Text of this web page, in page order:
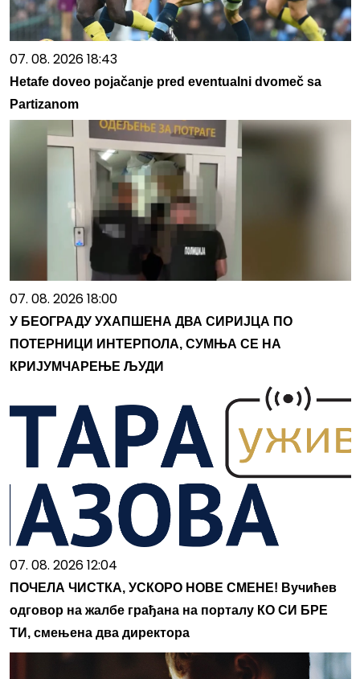
07. 08. 2026 18:43
Hetafe doveo pojačanje pred eventualni dvomeč sa
Partizanom
07. 08. 2026 18:00
У БЕОГРАДУ УХАПШЕНА ДВА СИРИЈЦА ПО
ПОТЕРНИЦИ ИНТЕРПОЛА, СУМЊА СЕ НА
КРИЈУМЧАРЕЊЕ ЉУДИ
07. 08. 2026 12:04
ПОЧЕЛА ЧИСТКА, УСКОРО НОВЕ СМЕНЕ! Вучићев
одговор на жалбе грађана на порталу КО СИ БРЕ
ТИ, смењена два директора